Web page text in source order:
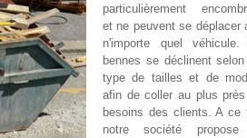
particulièrement
et ne peuvent se déplacer
n'importe quel véhicule.
bennes se déclinent
type de tailles et de
afin de coller au plus
besoins des clients. A ce
notre société